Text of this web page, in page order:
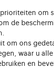
om
de
om ons
waar u
en